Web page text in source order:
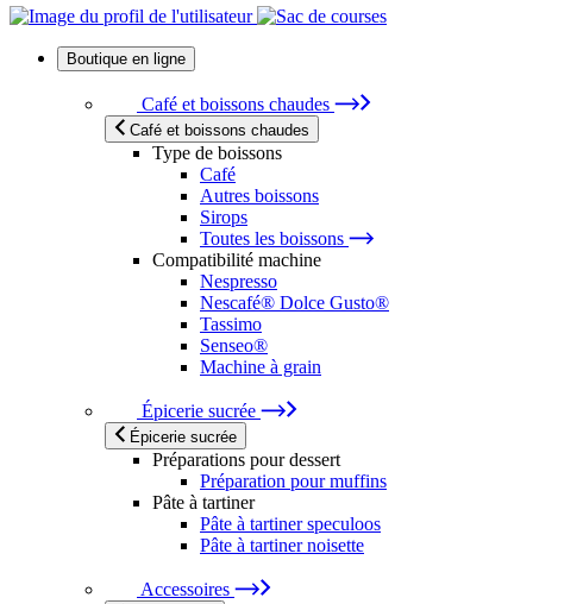
Boutique en ligne
Café et boissons chaudes
Café et boissons chaudes
Type de boissons
Café
Autres boissons
Sirops
Toutes les boissons
Compatibilité machine
Nespresso
Nescafé® Dolce Gusto®
Tassimo
Senseo®
Machine à grain
Épicerie sucrée
Épicerie sucrée
Préparations pour dessert
Préparation pour muffins
Pâte à tartiner
Pâte à tartiner speculoos
Pâte à tartiner noisette
Accessoires